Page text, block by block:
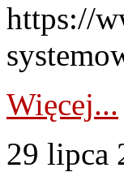
https://
Więcej...
29 lipca